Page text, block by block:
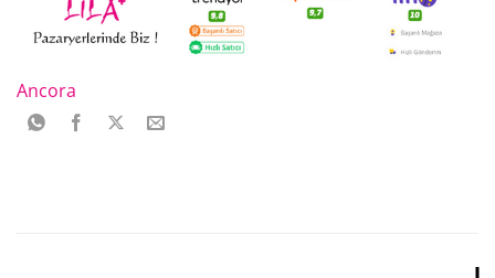
Ancora